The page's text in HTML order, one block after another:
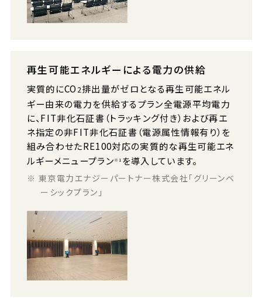
再生可能エネルギーによる電力の供給
実質的にCO2排出量がゼロとなる再生可能エネル
ギー由来の電力を供給するプラン全電源平均電力
に、FIT非化石証書（トラッキング付き）および再エ
ネ指定の非FIT非化石証書（電源属性情報有り）を
組み合わせたRE100対応の実質的な再生可能エネ
ルギーメニュープラン ※1 を導入しています。
※ 東京電力エナジーパートナー株式会社「グリーンベ
ーシックプラン」